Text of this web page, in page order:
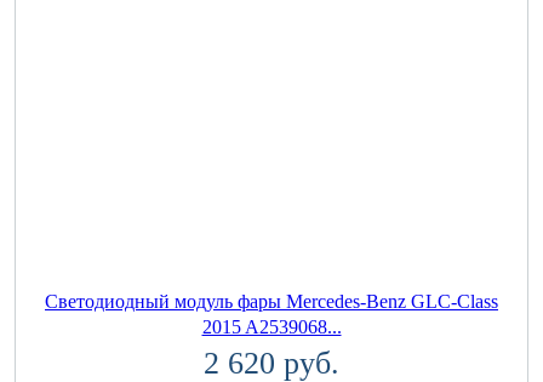
Светодиодный модуль фары Mercedes-Benz GLC-Class
2015 A2539068...
2 620 руб.